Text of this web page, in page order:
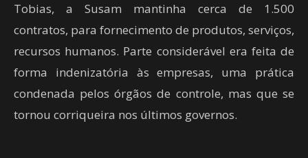
Tobias, a Susam mantinha cerca de 1.500
contratos, para fornecimento de produtos, serviços,
recursos humanos. Parte considerável era feita de
forma indenizatória às empresas, uma prática
condenada pelos órgãos de controle, mas que se
tornou corriqueira nos últimos governos.